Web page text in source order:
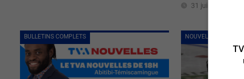
31 juillet 2026
BULLETINS COMPLETS NOUVELLES